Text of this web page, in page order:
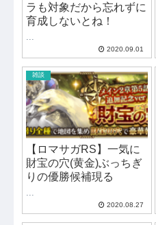
ラも対象だから忘れずに
育成しないとね！
2020.09.01
雑談
【ロマサガRS】一気に
財宝の穴(黄金)ぶっちぎ
りの優勝候補現る
2020.08.27